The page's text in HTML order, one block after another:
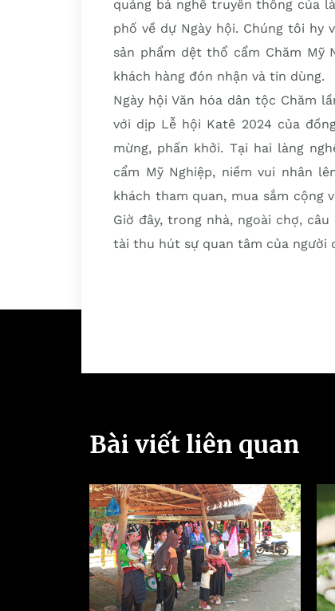
quảng bá nghề truyền thống của
phố về dự Ngày hội. Chúng tôi hy
sản phẩm dệt thổ cẩm Chăm Mỹ
khách hàng đón nhận và tin dùng.
Ngày hội Văn hóa dân tộc Chăm
với dịp Lễ hội Katê 2024 của
mừng, phấn khởi. Tại hai làng
cẩm Mỹ Nghiệp, niềm vui nhân
khách tham quan, mua sắm cộng
Giờ đây, trong nhà, ngoài chợ,
tài thu hút sự quan tâm của người
Bài viết liên quan